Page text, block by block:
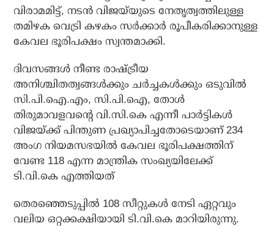
വിരാമമിട്ട്, നടന്‍ വിജയ്‌യുടെ നേതൃത്വത്തിലുള്ള
തമിഴക വെട്രി കഴകം സര്‍ക്കാര്‍ രൂപീകരിക്കാനുള്ള
കേവല ഭൂരിപക്ഷം സ്വന്തമാക്കി.
ദിവസങ്ങള്‍ നീണ്ട രാഷ്ട്രീയ
അനിശ്ചിതത്വങ്ങള്‍ക്കും ചര്‍ച്ചകള്‍ക്കും ഒടുവില്‍
സി.പി.ഐ.എം, സി.പി.ഐ, തോള്‍
തിരുമാവളവന്റെ വി.സി.കെ എന്നീ പാര്‍ട്ടികള്‍
വിജയ്ക്ക് പിന്തുണ പ്രഖ്യാപിച്ചതോടെയാണ് 234
അംഗ നിയമസഭയില്‍ കേവല ഭൂരിപക്ഷത്തിന്
വേണ്ട 118 എന്ന മാന്ത്രിക സംഖ്യയിലേക്ക്
ടി.വി.കെ എത്തിയത്
തെരഞ്ഞെടുപ്പില്‍ 108 സീറ്റുകള്‍ നേടി ഏറ്റവും
വലിയ ഒറ്റക്കക്ഷിയായി ടി.വി.കെ മാറിയിരുന്നു.